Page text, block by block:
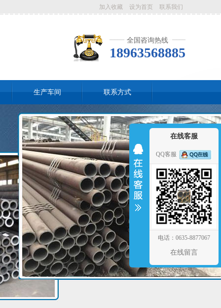
加入收藏 设为首页 联系我们
全国咨询热线
18963568885
生产车间 联系方式
在线客服
QQ客服
电话：0635-8877067
在线留言